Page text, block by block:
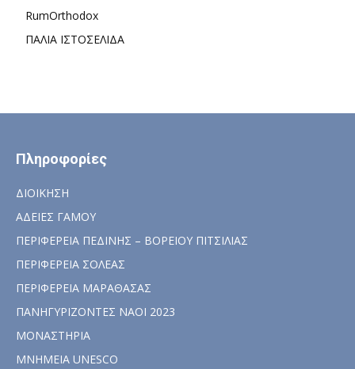
RumOrthodox
ΠΑΛΙΑ ΙΣΤΟΣΕΛΙΔΑ
Πληροφορίες
ΔΙΟΙΚΗΣΗ
ΑΔΕΙΕΣ ΓΑΜΟΥ
ΠΕΡΙΦΕΡΕΙΑ ΠΕΔΙΝΗΣ – ΒΟΡΕΙΟΥ ΠΙΤΣΙΛΙΑΣ
ΠΕΡΙΦΕΡΕΙΑ ΣΟΛΕΑΣ
ΠΕΡΙΦΕΡΕΙΑ ΜΑΡΑΘΑΣΑΣ
ΠΑΝΗΓΥΡΙΖΟΝΤΕΣ ΝΑΟΙ 2023
ΜΟΝΑΣΤΗΡΙΑ
ΜΝΗΜΕΙΑ UNESCO